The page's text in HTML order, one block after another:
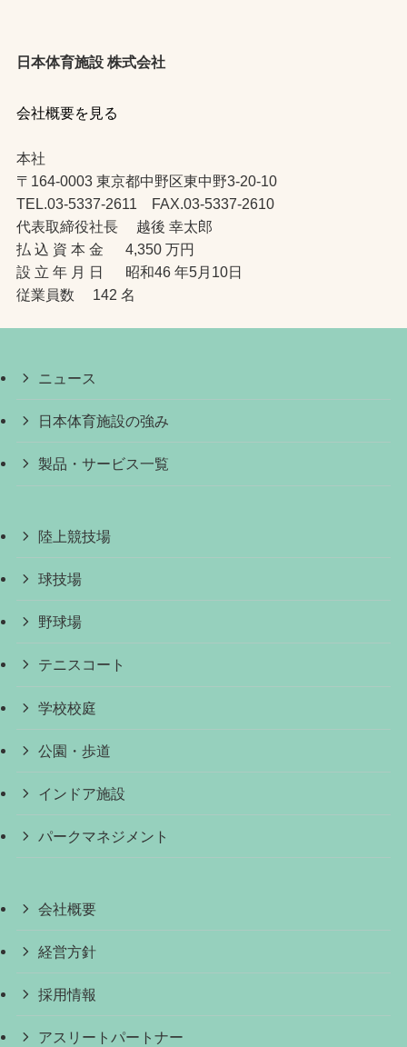
日本体育施設 株式会社
会社概要を見る
本社
〒164-0003 東京都中野区東中野3-20-10
TEL.03-5337-2611 FAX.03-5337-2610
代表取締役社長 越後 幸太郎
払 込 資 本 金 4,350 万円
設 立 年 月 日 昭和46 年5月10日
従業員数 142 名
ニュース
日本体育施設の強み
製品・サービス一覧
陸上競技場
球技場
野球場
テニスコート
学校校庭
公園・歩道
インドア施設
パークマネジメント
会社概要
経営方針
採用情報
アスリートパートナー